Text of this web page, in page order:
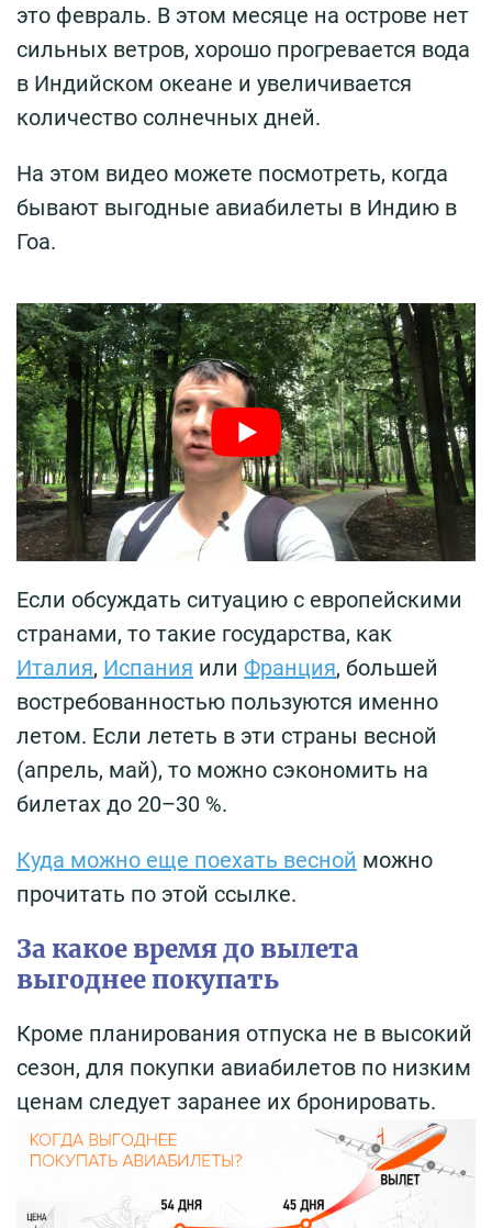
это февраль. В этом месяце на острове нет
сильных ветров, хорошо прогревается вода
в Индийском океане и увеличивается
количество солнечных дней.
На этом видео можете посмотреть, когда
бывают выгодные авиабилеты в Индию в
Гоа.
Если обсуждать ситуацию с европейскими
странами, то такие государства, как
Италия, Испания или Франция, большей
востребованностью пользуются именно
летом. Если лететь в эти страны весной
(апрель, май), то можно сэкономить на
билетах до 20–30 %.
Куда можно еще поехать весной можно
прочитать по этой ссылке.
За какое время до вылета
выгоднее покупать
Кроме планирования отпуска не в высокий
сезон, для покупки авиабилетов по низким
ценам следует заранее их бронировать.